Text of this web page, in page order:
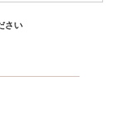
さい